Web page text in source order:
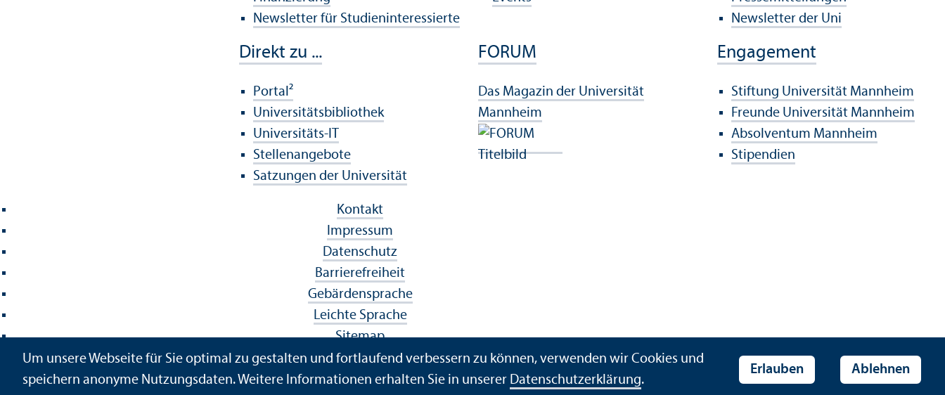
Newsletter für Studien­interessierte
Newsletter der Uni
Direkt zu ...
Portal²
Universitäts­bibliothek
Universitäts-IT
Stellenangebote
Satzungen der Universität
FORUM
Das Magazin der Universität
Mannheim
Engagement
Stiftung Universität Mannheim
Freunde Universität Mannheim
Absolventum Mannheim
Stipendien
Kontakt
Impressum
Datenschutz
Barrierefreiheit
Gebärdensprache
Leichte Sprache
Sitemap
Hausordnung
Sicherheit und Notfälle
Um unsere Webseite für Sie optimal zu gestalten und fortlaufend verbessern zu können, verwenden wir Cookies und
speichern anonyme Nutzungs­daten. Weitere Informationen erhalten Sie in unserer Datenschutz­erklärung.
Erlauben Ablehnen